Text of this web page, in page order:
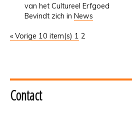
van het Cultureel Erfgoed
Bevindt zich in News
« Vorige 10 item(s) 1 2
Contact